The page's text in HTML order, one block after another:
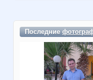
Последние